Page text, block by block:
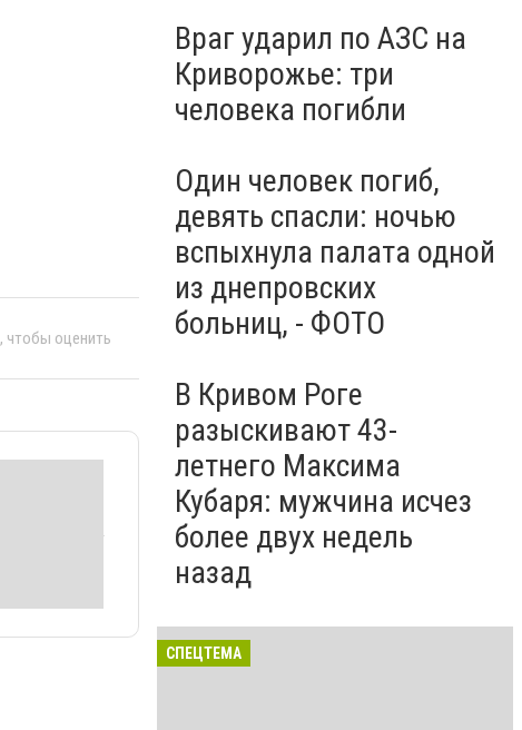
, чтобы оценить
Враг ударил по АЗС на
Криворожье: три
человека погибли
Один человек погиб,
девять спасли: ночью
вспыхнула палата одной
из днепровских
больниц, - ФОТО
В Кривом Роге
разыскивают 43-
летнего Максима
Кубаря: мужчина исчез
более двух недель
назад
СПЕЦТЕМА